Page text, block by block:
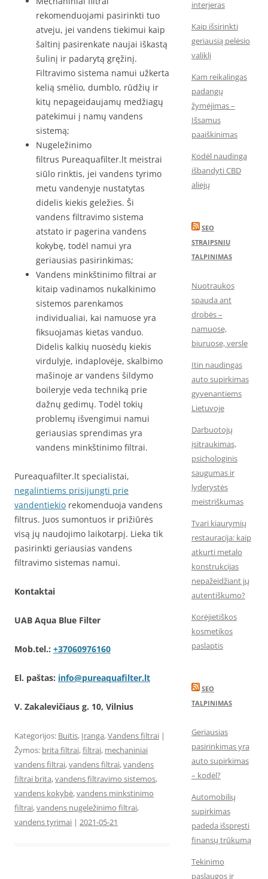
rekomenduojami pasirinkti tuo
atveju, jei vandens tiekimui kaip
šaltinį pasirenkate naujai iškastą
šulinį ir padarytą gręžinį.
Filtravimo sistema namui užkerta
kelią smėlio, dumblo, rūdžių ir
kitų nepageidaujamų medžiagų
patekimui į namų vandens
sistemą;
Nugeležinimo
filtrus Pureaquafilter.lt meistrai
siūlo rinktis, jei vandens tyrimo
metu vandenyje nustatytas
didelis kiekis geležies. Ši
vandens filtravimo sistema
atstato ir pagerina vandens
kokybę, todėl namui yra
geriausias pasirinkimas;
Vandens minkštinimo filtrai ar
kitaip vadinamos nukalkinimo
sistemos parenkamos
individualiai, kai namuose yra
fiksuojamas kietas vanduo.
Didelis kalkių nuosėdų kiekis
virdulyje, indaplovėje, skalbimo
mašinoje ar vandens šildymo
boileryje veda techniką prie
dažnų gedimų. Todėl tokių
problemų išvengimui namui
geriausias sprendimas yra
vandens minkštinimo filtrai.
Pureaquafilter.lt specialistai,
negalintiems prisijungti prie
vandentiekio rekomenduoja vandens
filtrus. Juos sumontuos ir prižiūrės
visą jų naudojimo laikotarpį. Lieka tik
pasirinkti geriausias vandens
filtravimo sistemas namui.
Kontaktai
UAB Aqua Blue Filter
Mob.tel.: +37060976160
El. paštas: info@pureaquafilter.lt
V. Zakalevičiaus g. 10, Vilnius
Kategorijos: Buitis, Įranga,Vandens filtrai |
Žymos: brita filtrai,filtrai, mechaniniai
vandens filtrai,vandens filtrai,vandens
filtrai brita,vandens filtravimo sistemos,
vandens kokybė,vandens minkstinimo
filtrai,vandens nugeležinimo filtrai,
vandens tyrimai | 2021-05-21
interjeras
Kaip išsirinkti
geriausią pelėsio
valiklį
Kam reikalingas
padangų
žymėjimas –
Išsamus
paaiškinimas
Kodėl naudinga
išbandyti CBD
aliejų
SEO
STRAIPSNIU
TALPINIMAS
Nuotraukos
spauda ant
drobės –
namuose,
biuruose, versle
Itin naudingas
auto supirkimas
gyvenantiems
Lietuvoje
Darbuotojų
įsitraukimas,
psichologinis
saugumas ir
lyderystės
meistriškumas
Tvari kiaurymių
restauracija: kaip
atkurti metalo
konstrukcijas
nepažeidžiant jų
autentiškumo?
Korėjietiškos
kosmetikos
paslaptis
SEO
TALPINIMAS
Geriausias
pasirinkimas yra
auto supirkimas
– kodėl?
Automobilių
supirkimas
padeda išspręsti
finansų trūkumą
Tekinimo
paslaugos ir